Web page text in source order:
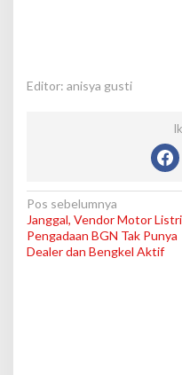
Editor: anisya gusti
N
a
v
Pos sebelumnya
Janggal, Vendor Motor
Pengadaan BGN Tak Punya
Dealer dan Bengkel Aktif